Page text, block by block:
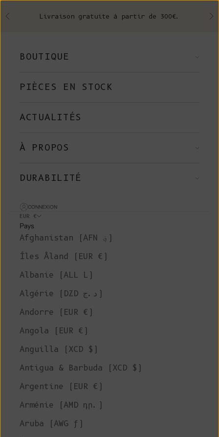
Précédent Livraison gratuite à partir de 300€.
BOUTIQUE
PIÈCES EN STOCK
ACTUALITÉS
À PROPOS
DURABILITÉ
CONNEXION
EUR €
Pays
Afghanistan (AFN ؋)
Îles Åland (EUR €)
Albanie (ALL L)
Algérie (DZD د.ج)
Andorre (EUR €)
Angola (EUR €)
Anguilla (XCD $)
Antigua & Barbuda (XCD $)
Argentine (EUR €)
Arménie (AMD դր.)
Aruba (AWG ƒ)